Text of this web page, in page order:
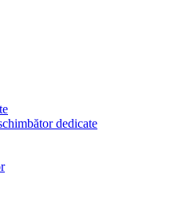
dedicate